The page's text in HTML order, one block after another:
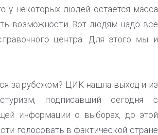
у некоторых людей остается масса
возможности. Вот людям надо все
центра. Для этого мы и
за рубежом? ЦИК нашла выход и из
подписавший сегодня с
информации о выборах, до этой
голосовать в фактической стране